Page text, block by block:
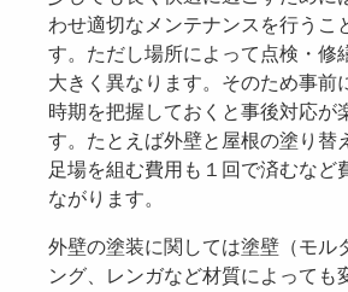
わせ適切なメンテナンスを行うこ
す。ただし場所によって点検・修
大きく異なります。そのため事前
時期を把握しておくと事後対応が
す。たとえば外壁と屋根の塗り替
足場を組む費用も１回で済むなど
ながります。
外壁の塗装に関しては塗壁（モル
ング、レンガなど材質によっても